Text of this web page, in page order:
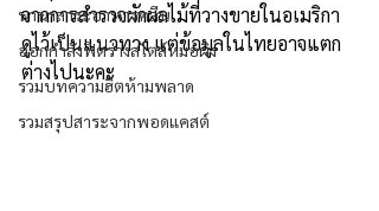
นานาสาระอาหารคลีน
ออกกำลังฟิตร่างสไตล์หมอผิง
รวมบทความฮิตห้ามพลาด
รวมสรุปสาระจากพอดแคสต์
จากการสำรวจผักผลไม้ที่วางขายในอเมริกา
ดูไว้เป็นแนวทาง แต่ข้อมูลในไทยอาจแตก
ต่างไปนะคะ